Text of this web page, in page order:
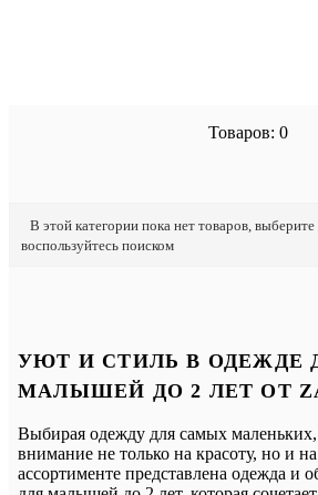
Товаров: 0
В этой категории пока нет товаров,
воспользуйтесь поиском
УЮТ И СТИЛЬ В ОДЕЖДЕ
МАЛЫШЕЙ ДО 2 ЛЕТ ОТ
Выбирая одежду для самых
внимание не только на красоту, но и
ассортименте представлена одежда и